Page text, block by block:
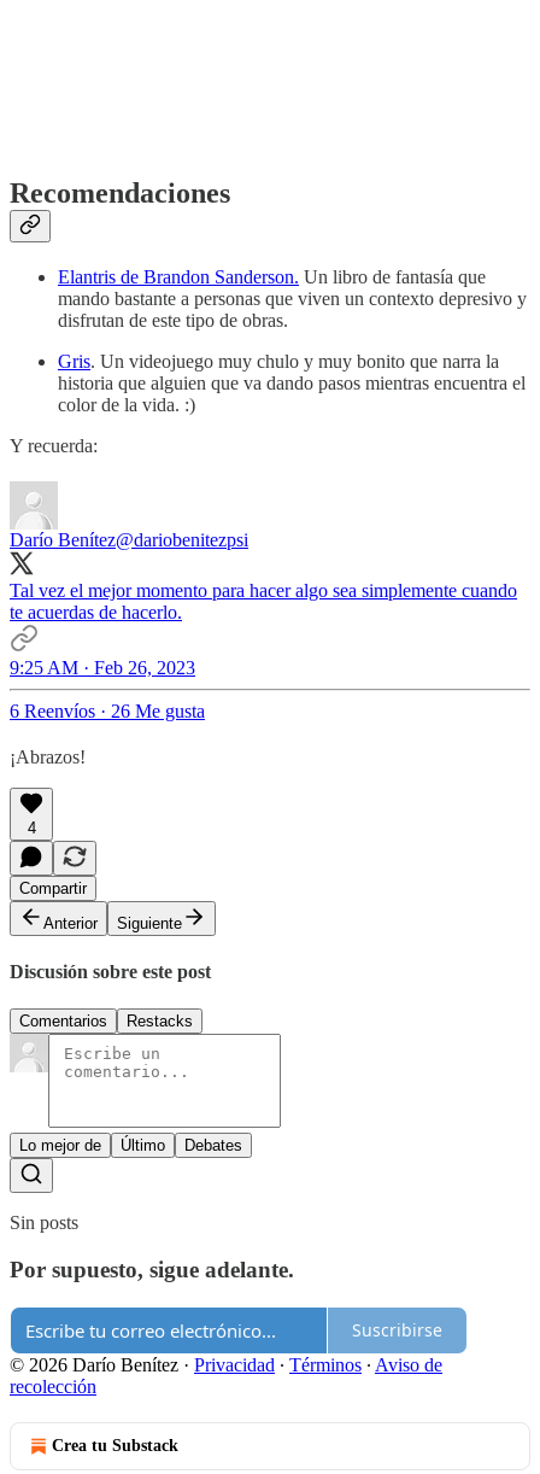
Recomendaciones
Elantris de Brandon Sanderson. Un libro de fantasía que
mando bastante a personas que viven un contexto depresivo y
disfrutan de este tipo de obras.
Gris. Un videojuego muy chulo y muy bonito que narra la
historia que alguien que va dando pasos mientras encuentra el
color de la vida. :)
Y recuerda:
Darío Benítez@dariobenitezpsi
Tal vez el mejor momento para hacer algo sea simplemente cuando
te acuerdas de hacerlo.
9:25 AM · Feb 26, 2023
6 Reenvíos · 26 Me gusta
¡Abrazos!
4
Compartir
Anterior
Siguiente
Discusión sobre este post
Comentarios Restacks
Lo mejor de Último Debates
Sin posts
Por supuesto, sigue adelante.
Suscribirse
© 2026 Darío Benítez · Privacidad ∙ Términos ∙ Aviso de
recolección
Crea tu Substack